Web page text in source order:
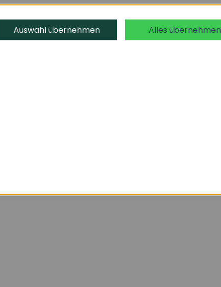
Auswahl übernehmen Alles übernehmen